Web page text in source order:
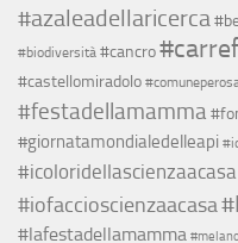
#azaleadellaricerca
#biodiversità #cancro
#castellomiradolo
#festadellamamma
#giornatamondialedelleapi
#icoloridellascienzaacasa
#iofaccioscienzaacasa
#lafestadellamamma